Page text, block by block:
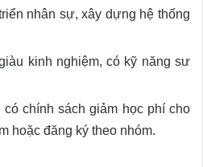
nhân sự, xây dựng hệ thống
kinh nghiệm, có kỹ năng sư
có chính sách giảm học phí cho
hoặc đăng ký theo nhóm.